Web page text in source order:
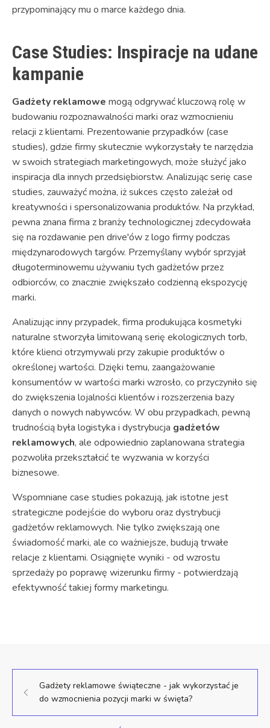
przypominający mu o marce każdego dnia.
Case Studies: Inspiracje na udane
kampanie
Gadżety reklamowe mogą odgrywać kluczową rolę w
budowaniu rozpoznawalności marki oraz wzmocnieniu
relacji z klientami. Prezentowanie przypadków (case
studies), gdzie firmy skutecznie wykorzystały te narzędzia
w swoich strategiach marketingowych, może służyć jako
inspiracja dla innych przedsiębiorstw. Analizując serię case
studies, zauważyć można, iż sukces często zależał od
kreatywności i spersonalizowania produktów. Na przykład,
pewna znana firma z branży technologicznej zdecydowała
się na rozdawanie pen drive'ów z logo firmy podczas
międzynarodowych targów. Przemyślany wybór sprzyjał
długoterminowemu używaniu tych gadżetów przez
odbiorców, co znacznie zwiększało codzienną ekspozycję
marki.
Analizując inny przypadek, firma produkująca kosmetyki
naturalne stworzyła limitowaną serię ekologicznych torb,
które klienci otrzymywali przy zakupie produktów o
określonej wartości. Dzięki temu, zaangażowanie
konsumentów w wartości marki wzrosło, co przyczyniło się
do zwiększenia lojalności klientów i rozszerzenia bazy
danych o nowych nabywców. W obu przypadkach, pewną
trudnością była logistyka i dystrybucja gadżetów
reklamowych, ale odpowiednio zaplanowana strategia
pozwoliła przekształcić te wyzwania w korzyści
biznesowe.
Wspomniane case studies pokazują, jak istotne jest
strategiczne podejście do wyboru oraz dystrybucji
gadżetów reklamowych. Nie tylko zwiększają one
świadomość marki, ale co ważniejsze, budują trwałe
relacje z klientami. Osiągnięte wyniki - od wzrostu
sprzedaży po poprawę wizerunku firmy - potwierdzają
efektywność takiej formy marketingu.
Gadżety reklamowe świąteczne - jak wykorzystać je
do wzmocnienia pozycji marki w święta?